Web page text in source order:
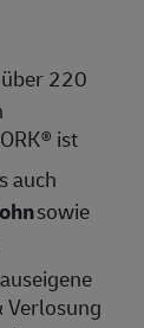
220
ist
auch
sowie
Verlosung